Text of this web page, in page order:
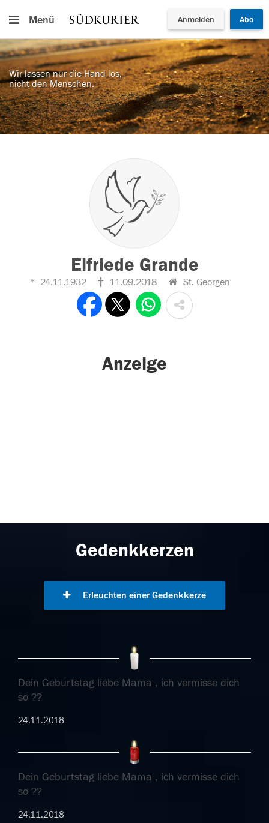
Menü Anmelden Abo
Wir lassen nur die Hand los,
nicht den Menschen.
Elfriede Grande
24.11.1932 11.09.2018 St. Georgen
Anzeige
Gedenkkerzen
Erleuchten einer Gedenkkerze
Dein Geburtstag liebe Mama , ich vermisse dich
so ??
24.11.2018
Dein Geburtstag liebe Mama , ich vermisse dich
so ??
24.11.2018